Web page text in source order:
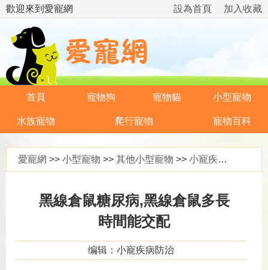
歡迎來到愛寵網 加入收藏
設為首頁
首頁 寵物狗 寵物貓 小型寵物
水族寵物 爬行寵物 寵物百科
愛寵網 >> 小型寵物 >> 其他小型寵物 >> 小寵疾病防治
黑線倉鼠糖尿病,黑線倉鼠多長
時間能交配
编辑：小寵疾病防治